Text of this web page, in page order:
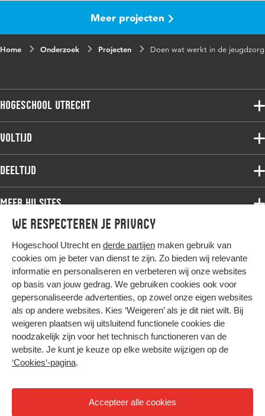
We respecteren je privacy
Hogeschool Utrecht en derde partijen maken gebruik van
cookies om je beter van dienst te zijn. Zo bieden wij relevante
informatie en personaliseren en verbeteren wij onze websites
op basis van jouw gedrag. We gebruiken cookies ook voor
gepersonaliseerde advertenties, op zowel onze eigen websites
als op andere websites. Kies ‘Weigeren’ als je dit niet wilt. Bij
weigeren plaatsen wij uitsluitend functionele cookies die
noodzakelijk zijn voor het technisch functioneren van de
website. Je kunt je keuze op elke website wijzigen op de
‘Cookies‘-pagina.
Accepteer alle cookies
Meer projecten
Home Onderzoek Projecten Doen wat werkt in de jeugdzorg
Hogeschool Utrecht
Voltijdopleidingen
Deeltijdopleidingen
Onderzoek
Werken bij de HU
Contact
Voltijd
Associate degree
Bachelor
Master
Studiekeuze voltijd
Deeltijd
Associate degree
Bachelor
Master
Post-master
Studiekeuze deeltijd
Meer HU sites
HU International
HU Bibliotheek
HU Ontwikkelt
Duurzame HU
Intranet
Trajectum
Hier komt alles samen
Colofon
Privacy
Cookies
Nieuwsbrief